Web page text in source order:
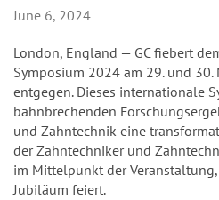
June 6, 2024
London, England — GC fiebert
Symposium 2024 am 29. und
entgegen. Dieses internationale
bahnbrechenden
und Zahntechnik eine
der Zahntechniker und
im Mittelpunkt der
Jubiläum feiert.